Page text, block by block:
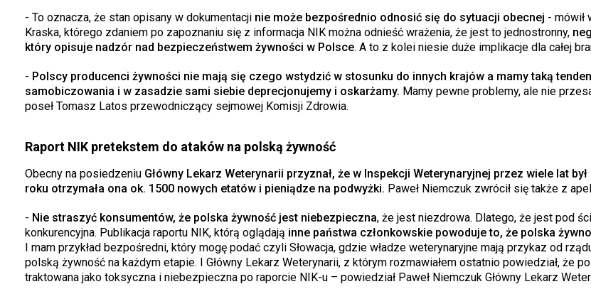
- To oznacza, że stan opisany w dokumentacji nie może bezpośrednio odnosić się do sytuacji obecnej - mówił
Kraska, którego zdaniem po zapoznaniu się z informacja NIK można odnieść wrażenia, że jest to jednostronny,
który opisuje nadzór nad bezpieczeństwem żywności w Polsce. A to z kolei niesie duże implikacje dla całej
- Polscy producenci żywności nie mają się czego wstydzić w stosunku do innych krajów a mamy taką
samobiczowania i w zasadzie sami siebie deprecjonujemy i oskarżamy. Mamy pewne problemy, ale nie
poseł Tomasz Latos przewodniczący sejmowej Komisji Zdrowia.
Raport NIK pretekstem do ataków na polską żywność
Obecny na posiedzeniu Główny Lekarz Weterynarii przyznał, że w Inspekcji Weterynaryjnej przez wiele lat
roku otrzymała ona ok. 1500 nowych etatów i pieniądze na podwyżki. Paweł Niemczuk zwrócił się także z
- Nie straszyć konsumentów, że polska żywność jest niebezpieczna, że jest niezdrowa. Dlatego, że jest pod
konkurencyjna. Publikacja raportu NIK, którą oglądają inne państwa członkowskie powoduje to, że polska
I mam przykład bezpośredni, który mogę podać czyli Słowacja, gdzie władze weterynaryjne mają przykaz od
polską żywność na każdym etapie. I Główny Lekarz Weterynarii, z którym rozmawiałem ostatnio powiedział, że
traktowana jako toksyczna i niebezpieczna po raporcie NIK-u – powiedział Paweł Niemczuk Główny Lekarz